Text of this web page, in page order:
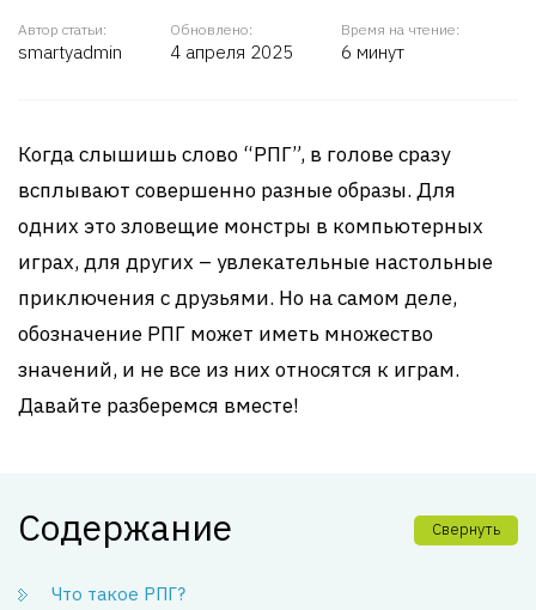
Автор статьи:
smartyadmin
Обновлено:
4 апреля 2025
Время на чтение:
6 минут
Когда слышишь слово “РПГ”, в голове сразу
всплывают совершенно разные образы. Для
одних это зловещие монстры в компьютерных
играх, для других – увлекательные настольные
приключения с друзьями. Но на самом деле,
обозначение РПГ может иметь множество
значений, и не все из них относятся к играм.
Давайте разберемся вместе!
Содержание Свернуть
Что такое РПГ?